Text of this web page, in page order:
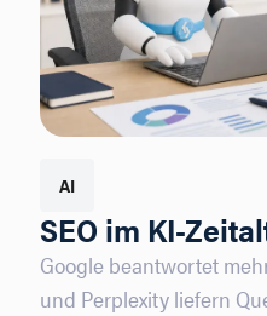
AI
SEO im KI-
Google beantwortet
und Perplexity liefern